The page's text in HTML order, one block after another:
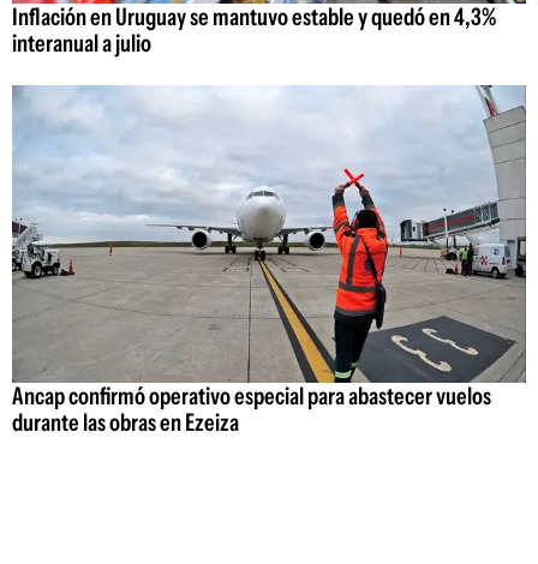
Inflación en Uruguay se mantuvo estable y quedó en 4,3%
interanual a julio
Ancap confirmó operativo especial para abastecer vuelos
durante las obras en Ezeiza